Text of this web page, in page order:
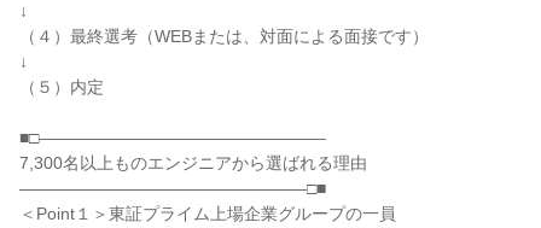
↓
（４）最終選考（WEBまたは、対面による面接です）
↓
（５）内定
■□―――――――――――――――――
7,300名以上ものエンジニアから選ばれる理由
―――――――――――――――――□■
＜Point１＞東証プライム上場企業グループの一員